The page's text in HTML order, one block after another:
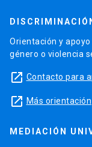
Orientación y
género o violencia
launch Contacto para
launch Más orientación
MEDIACIÓN